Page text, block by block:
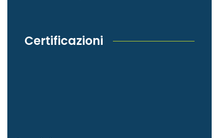
Certificazioni